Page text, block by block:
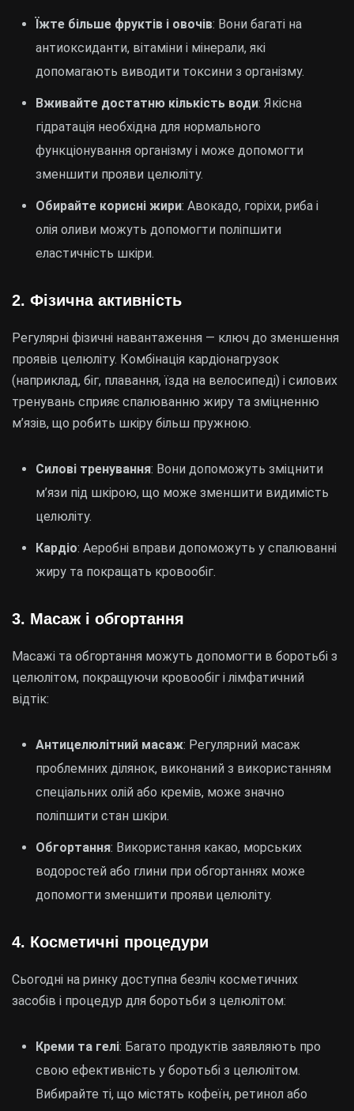
Їжте більше фруктів і овочів: Вони багаті на
антиоксиданти, вітаміни і мінерали, які
допомагають виводити токсини з організму.
Вживайте достатню кількість води: Якісна
гідратація необхідна для нормального
функціонування організму і може допомогти
зменшити прояви целюліту.
Обирайте корисні жири: Авокадо, горіхи, риба і
олія оливи можуть допомогти поліпшити
еластичність шкіри.
2. Фізична активність
Регулярні фізичні навантаження — ключ до зменшення
проявів целюліту. Комбінація кардіонагрузок
(наприклад, біг, плавання, їзда на велосипеді) і силових
тренувань сприяє спалюванню жиру та зміцненню
м’язів, що робить шкіру більш пружною.
Силові тренування: Вони допоможуть зміцнити
м’язи під шкірою, що може зменшити видимість
целюліту.
Кардіо: Аеробні вправи допоможуть у спалюванні
жиру та покращать кровообіг.
3. Масаж і обгортання
Масажі та обгортання можуть допомогти в боротьбі з
целюлітом, покращуючи кровообіг і лімфатичний
відтік:
Антицелюлітний масаж: Регулярний масаж
проблемних ділянок, виконаний з використанням
спеціальних олій або кремів, може значно
поліпшити стан шкіри.
Обгортання: Використання какао, морських
водоростей або глини при обгортаннях може
допомогти зменшити прояви целюліту.
4. Косметичні процедури
Сьогодні на ринку доступна безліч косметичних
засобів і процедур для боротьби з целюлітом:
Креми та гелі: Багато продуктів заявляють про
свою ефективність у боротьбі з целюлітом.
Вибирайте ті, що містять кофеїн, ретинол або